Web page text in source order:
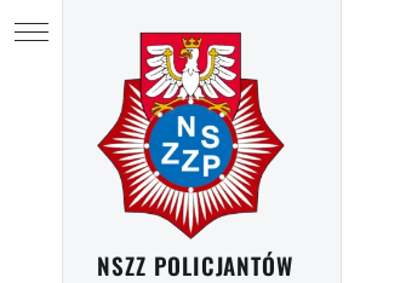
NSZZ POLICJANTÓW